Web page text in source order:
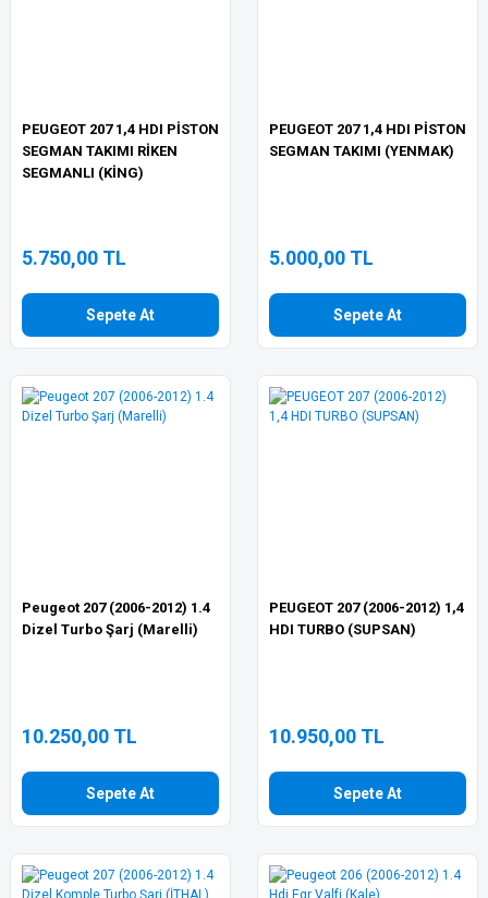
PEUGEOT 207 1,4 HDI PİSTON
SEGMAN TAKIMI RİKEN
SEGMANLI (KİNG)
5.750,00 TL
Sepete At
PEUGEOT 207 1,4 HDI PİSTON
SEGMAN TAKIMI (YENMAK)
5.000,00 TL
Sepete At
Peugeot 207 (2006-2012) 1.4
Dizel Turbo Şarj (Marelli)
10.250,00 TL
Sepete At
PEUGEOT 207 (2006-2012) 1,4
HDI TURBO (SUPSAN)
10.950,00 TL
Sepete At